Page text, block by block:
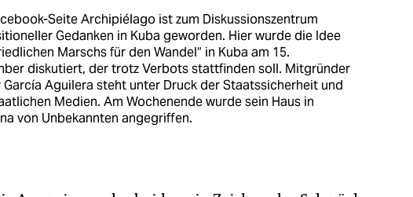
Seite Archipiélago ist zum Diskussionszentrum
Gedanken in Kuba geworden. Hier wurde die Idee
Marschs für den Wandel“ in Kuba am 15.
diskutiert, der trotz Verbots stattfinden soll. Mitgründer
García Aguilera steht unter Druck der Staatssicherheit und
Medien. Am Wochenende wurde sein Haus in
von Unbekannten angegriffen.